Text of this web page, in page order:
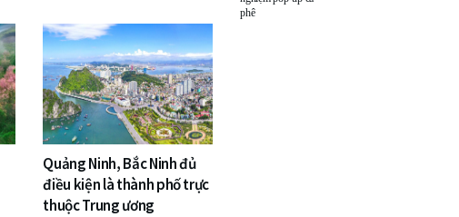
Quảng Ninh, Bắc Ninh đủ
điều kiện là thành phố trực
thuộc Trung ương
phê